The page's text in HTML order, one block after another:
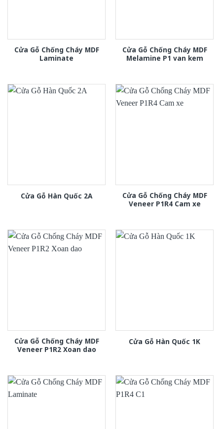
Cửa Gỗ Chống Cháy MDF
Laminate
Cửa Gỗ Chống Cháy MDF
Melamine P1 van kem
Cửa Gỗ Hàn Quốc 2A
Cửa Gỗ Chống Cháy MDF
Veneer P1R4 Cam xe
Cửa Gỗ Chống Cháy MDF
Veneer P1R2 Xoan dao
Cửa Gỗ Hàn Quốc 1K